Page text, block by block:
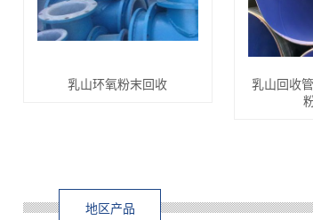
乳山环氧粉末回收
乳山回收
地区产品